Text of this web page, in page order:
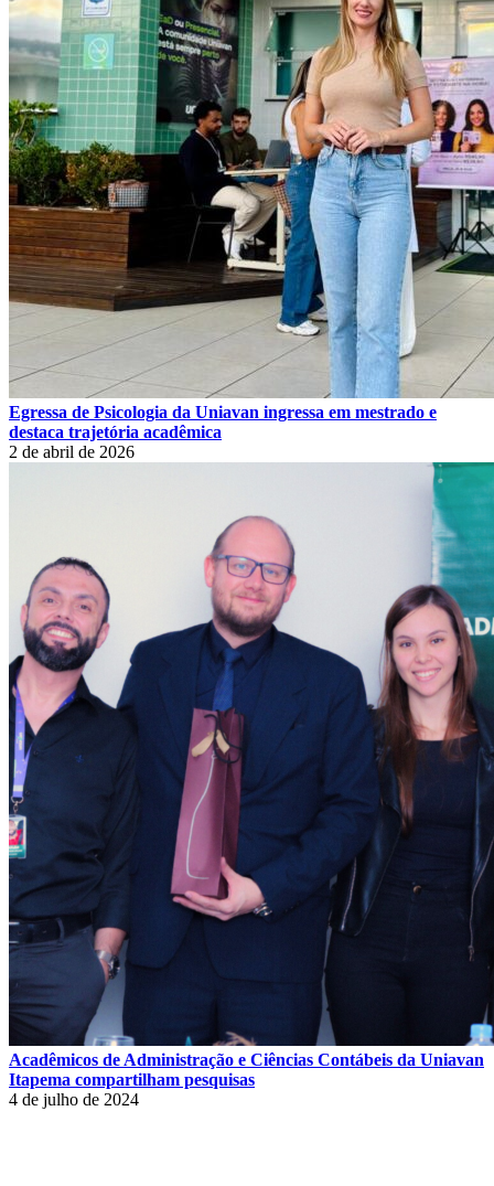
Egressa de Psicologia da Uniavan ingressa em mestrado e
destaca trajetória acadêmica
2 de abril de 2026
Acadêmicos de Administração e Ciências Contábeis da Uniavan
Itapema compartilham pesquisas
4 de julho de 2024